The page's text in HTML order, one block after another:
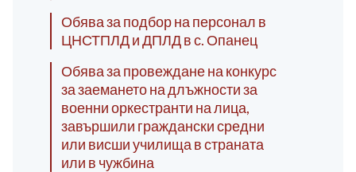
Обява за подбор на персонал в
ЦНСТПЛД и ДПЛД в с. Опанец
Обява за провеждане на конкурс
за заемането на длъжности за
военни оркестранти на лица,
завършили граждански средни
или висши училища в страната
или в чужбина